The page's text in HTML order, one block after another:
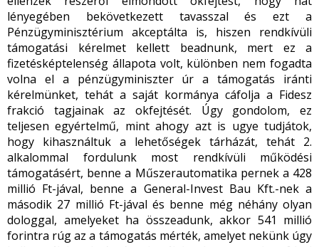
lényegében bekövetkezett tavasszal és ezt a
Pénzügyminisztérium akceptálta is, hiszen rendkívüli
támogatási kérelmet kellett beadnunk, mert ez a
fizetésképtelenség állapota volt, különben nem fogadta
volna el a pénzügyminiszter úr a támogatás iránti
kérelmünket, tehát a saját kormánya cáfolja a Fidesz
frakció tagjainak az okfejtését. Úgy gondolom, ez
teljesen egyértelmű, mint ahogy azt is ugye tudjátok,
hogy kihasználtuk a lehetőségek tárházát, tehát 2.
alkalommal fordulunk most rendkívüli működési
támogatásért, benne a Műszerautomatika pernek a 428
millió Ft-jával, benne a General-Invest Bau Kft.-nek a
második 27 millió Ft-jával és benne még néhány olyan
dologgal, amelyeket ha összeadunk, akkor 541 millió
forintra rúg az a támogatás mérték, amelyet nekünk úgy